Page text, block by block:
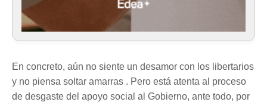
En concreto, aún no siente un desamor con los libertarios
y no piensa soltar amarras . Pero está atenta al proceso
de desgaste del apoyo social al Gobierno, ante todo, por